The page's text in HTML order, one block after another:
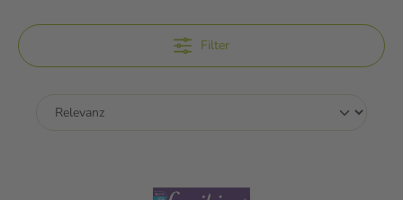
Filter